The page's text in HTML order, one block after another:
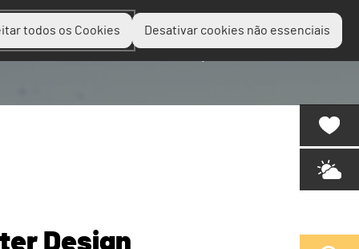
todos os Cookies Desativar cookies não essenciais
Planear Descobrir
Design